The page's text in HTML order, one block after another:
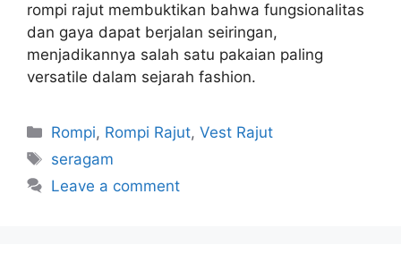
rompi rajut membuktikan bahwa fungsionalitas
dan gaya dapat berjalan seiringan,
menjadikannya salah satu pakaian paling
versatile dalam sejarah fashion.
Rompi, Rompi Rajut,Vest Rajut
seragam
Leave a comment